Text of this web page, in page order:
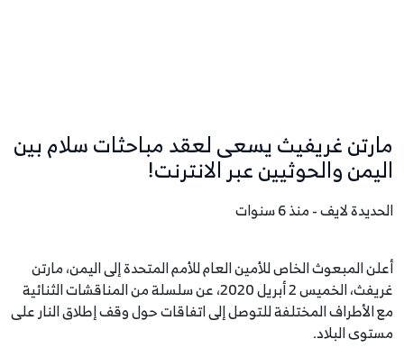
مارتن غريفيث يسعى لعقد مباحثات سلام بين
اليمن والحوثيين عبر الانترنت!
الحديدة لايف - منذ 6 سنوات
أعلن المبعوث الخاص للأمين العام للأمم المتحدة إلى اليمن، مارتن
غريفث، الخميس 2 أبريل 2020، عن سلسلة من المناقشات الثنائية
مع الأطراف المختلفة للتوصل إلى اتفاقات حول وقف إطلاق النار على
مستوى البلاد.